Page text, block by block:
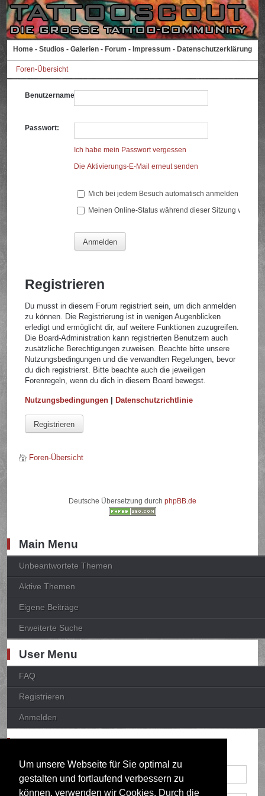
Um unsere Webseite für Sie optimal zu
gestalten und fortlaufend verbessern zu
können, verwenden wir Cookies. Durch die
Home - Studios - Galerien - Forum - Impressum - Datenschutzerklärung
Foren-Übersicht
Benutzername:
Passwort:
Ich habe mein Passwort vergessen
Die Aktivierungs-E-Mail erneut senden
Mich bei jedem Besuch automatisch anmelden
Meinen Online-Status während dieser Sitzung
Registrieren
Du musst in diesem Forum registriert sein, um dich anmelden
zu können. Die Registrierung ist in wenigen Augenblicken
erledigt und ermöglicht dir, auf weitere Funktionen zuzugreifen.
Die Board-Administration kann registrierten Benutzern auch
zusätzliche Berechtigungen zuweisen. Beachte bitte unsere
Nutzungsbedingungen und die verwandten Regelungen, bevor
du dich registrierst. Bitte beachte auch die jeweiligen
Forenregeln, wenn du dich in diesem Board bewegst.
Nutzungsbedingungen |Datenschutzrichtlinie
Registrieren
Foren-Übersicht
Deutsche Übersetzung durch phpBB.de
Main Menu
Unbeantwortete Themen
Aktive Themen
Eigene Beiträge
Erweiterte Suche
User Menu
FAQ
Registrieren
Anmelden